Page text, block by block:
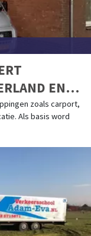
EN
zoals carport,
Als basis word